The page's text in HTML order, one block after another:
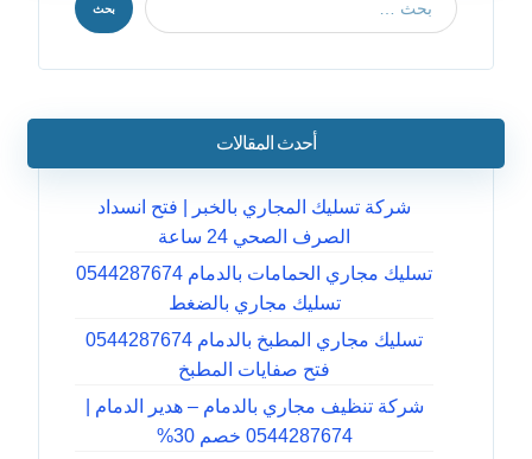
بحث
أحدث المقالات
شركة تسليك المجاري بالخبر | فتح انسداد
الصرف الصحي 24 ساعة
تسليك مجاري الحمامات بالدمام 0544287674
تسليك مجاري بالضغط
تسليك مجاري المطبخ بالدمام 0544287674
فتح صفايات المطبخ
شركة تنظيف مجاري بالدمام – هدير الدمام |
0544287674 خصم 30%